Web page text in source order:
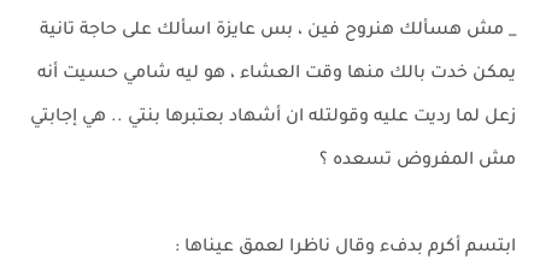
_ مش هسألك هنروح فين ، بس عايزة اسألك على حاجة تانية
يمكن خدت بالك منها وقت العشاء ، هو ليه شامي حسيت أنه
زعل لما رديت عليه وقولتله ان أشهاد بعتبرها بنتي .. هي إجابتي
مش المفروض تسعده ؟
ابتسم أكرم بدفء وقال ناظرا لعمق عيناها :